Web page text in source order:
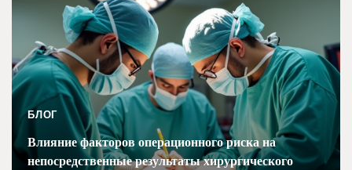
БЛОГ
Влияние факторов операционного риска на
непосредственные результаты хирургического